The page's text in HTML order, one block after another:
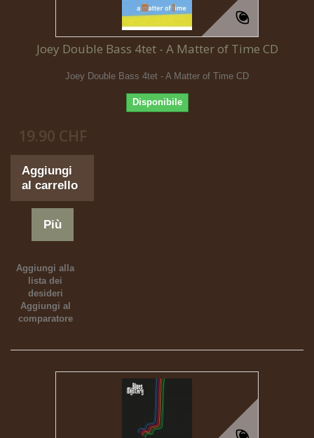
Joey Double Bass 4tet - A Matter of Time CD
Joey Double Bass 4tet - A Matter of Time CD
Disponibile
19.90 CHF
Aggiungi
al carrello
Più
Aggiungi alla
lista dei
desideri
Aggiungi al
comparatore